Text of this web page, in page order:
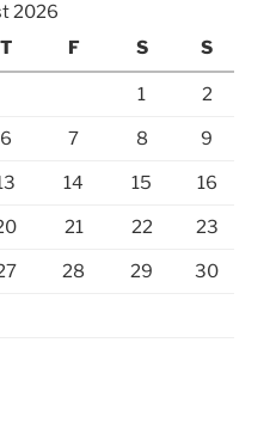
2026
T F S S
1 2
6 7 8 9
14 15 16
21 22 23
28 29 30